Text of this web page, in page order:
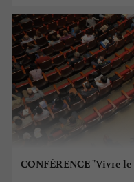
CONFÉRENCE "Vivre